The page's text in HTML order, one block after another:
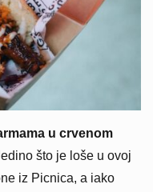
u crvenom
što je loše u ovoj
iz Picnica, a iako